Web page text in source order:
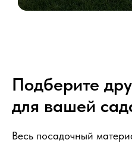
Подберите
для вашей
Весь посадочный